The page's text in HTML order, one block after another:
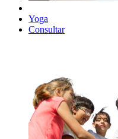
Yoga
Consultar